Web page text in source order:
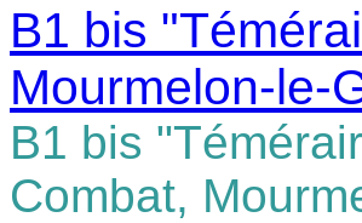
B1 bis
Mourmelon-le-
B1 bis
Combat,